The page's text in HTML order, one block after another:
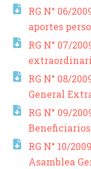
RG N° 06/
aportes
RG N° 07/
RG N° 08/
General
RG N° 09/
Beneficiarios
RG N° 10/
Asamblea